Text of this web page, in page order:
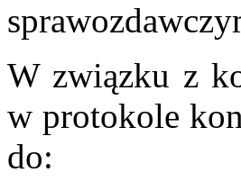
W związku z
w protokole
do: